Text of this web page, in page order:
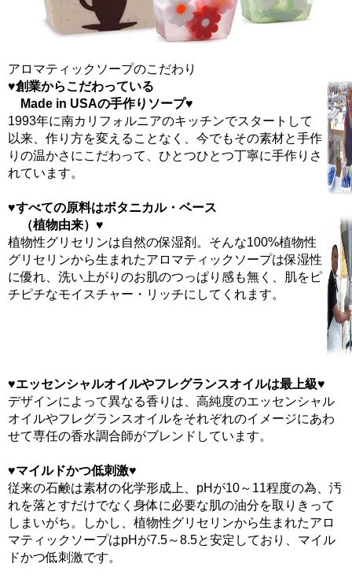
アロマティックソープのこだわり
♥創業からこだわっている
Made in USAの手作りソープ♥
1993年に南カリフォルニアのキッチンでスタートして
以来、作り方を変えることなく、今でもその素材と手作
りの温かさにこだわって、ひとつひとつ丁寧に手作りさ
れています。
♥すべての原料はボタニカル・ベース
（植物由来） ♥
植物性グリセリンは自然の保湿剤。そんな100%植物性
グリセリンから生まれたアロマティックソープは保湿性
に優れ、洗い上がりのお肌のつっぱり感も無く、肌をピ
チピチなモイスチャー・リッチにしてくれます。
♥エッセンシャルオイルやフレグランスオイルは最上級♥
デザインによって異なる香りは、高純度のエッセンシャル
オイルやフレグランスオイルをそれぞれのイメージにあわ
せて専任の香水調合師がブレンドしています。
♥マイルドかつ低刺激♥
従来の石鹸は素材の化学形成上、pHが10～11程度の為、汚
れを落とすだけでなく身体に必要な肌の油分を取りきって
しまいがち。しかし、植物性グリセリンから生まれたアロ
マティックソープはpHが7.5～8.5と安定しており、マイル
ドかつ低刺激です。